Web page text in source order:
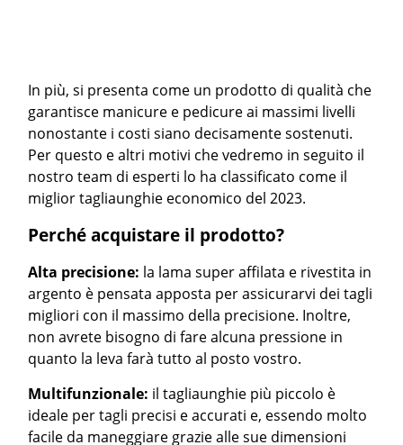
In più, si presenta come un prodotto di qualità che
garantisce manicure e pedicure ai massimi livelli
nonostante i costi siano decisamente sostenuti.
Per questo e altri motivi che vedremo in seguito il
nostro team di esperti lo ha classificato come il
miglior tagliaunghie economico del 2023.
Perché acquistare il prodotto?
Alta precisione: la lama super affilata e rivestita in
argento è pensata apposta per assicurarvi dei tagli
migliori con il massimo della precisione. Inoltre,
non avrete bisogno di fare alcuna pressione in
quanto la leva farà tutto al posto vostro.
Multifunzionale: il tagliaunghie più piccolo è
ideale per tagli precisi e accurati e, essendo molto
facile da maneggiare grazie alle sue dimensioni